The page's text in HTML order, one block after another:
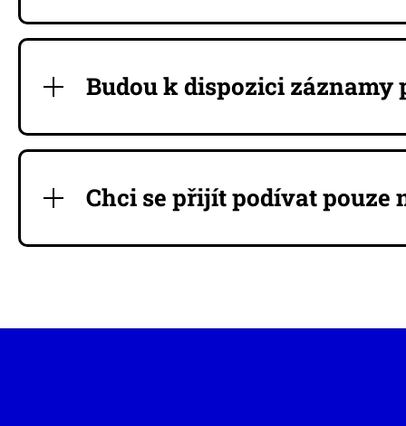
Budou k dispozici záznamy
Chci se přijít podívat